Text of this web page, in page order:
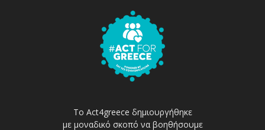
Το Act4greece δημιουργήθηκε
με μοναδικό σκοπό να βοηθήσουμε